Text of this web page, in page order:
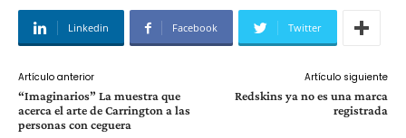
Linkedin Facebook Twitter
Artículo anterior
“Imaginarios” La muestra que
acerca el arte de Carrington a las
personas con ceguera
Artículo siguiente
Redskins ya no es una marca
registrada